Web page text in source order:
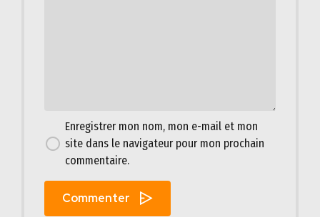
Enregistrer mon nom, mon e-mail et mon
site dans le navigateur pour mon prochain
commentaire.
Commenter